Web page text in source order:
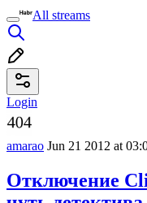
All streams
Login
amarao Jun 21 2012 at
Отключение